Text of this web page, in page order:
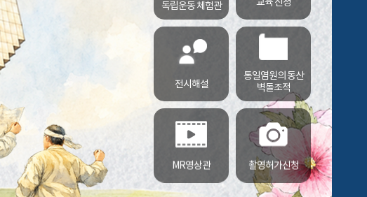
독립운동 체험관
교육 신청
전시해설
통일염원의 동산
벽돌조적
MR영상관 촬영허가신청